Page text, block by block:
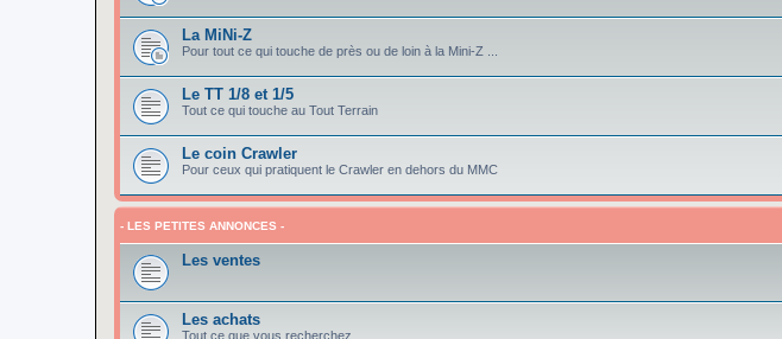
La MiNi-Z
Pour tout ce qui touche de près ou de loin à la Mini-Z ...
Le TT 1/8 et 1/5
Tout ce qui touche au Tout Terrain
Le coin Crawler
Pour ceux qui pratiquent le Crawler en dehors du MMC
- LES PETITES ANNONCES -
Les ventes
Les achats
Tout ce que vous recherchez